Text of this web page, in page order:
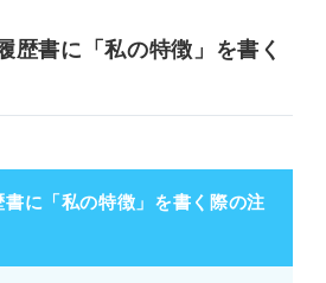
歴書に「私の特徴」を書く
に「私の特徴」を書く際の注